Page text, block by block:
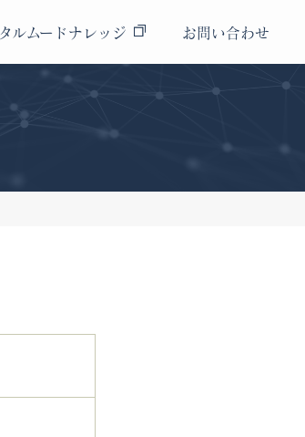
タルムードナレッジ お問い合わせ